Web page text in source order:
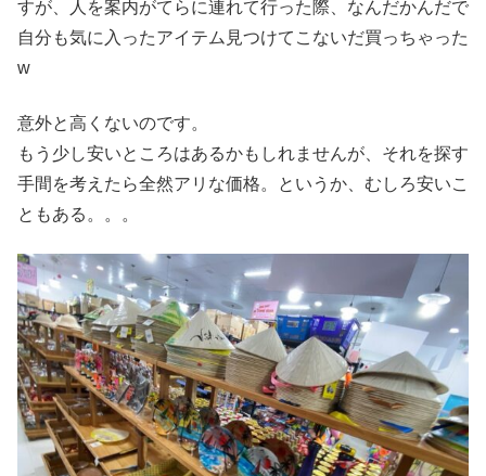
すが、人を案内がてらに連れて行った際、なんだかんだで
自分も気に入ったアイテム見つけてこないだ買っちゃった
w
意外と高くないのです。
もう少し安いところはあるかもしれませんが、それを探す
手間を考えたら全然アリな価格。というか、むしろ安いこ
ともある。。。